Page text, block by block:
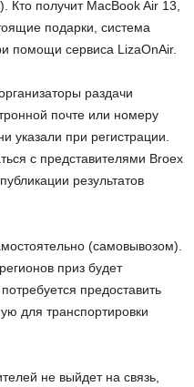
Кто получит MacBook Air 13,
подарки, система
помощи сервиса LizaOnAir.
раздачи
почте или номеру
указали при регистрации.
с представителями Broex
результатов
(самовывозом).
приз будет
предоставить
для транспортировки
не выйдет на связь,